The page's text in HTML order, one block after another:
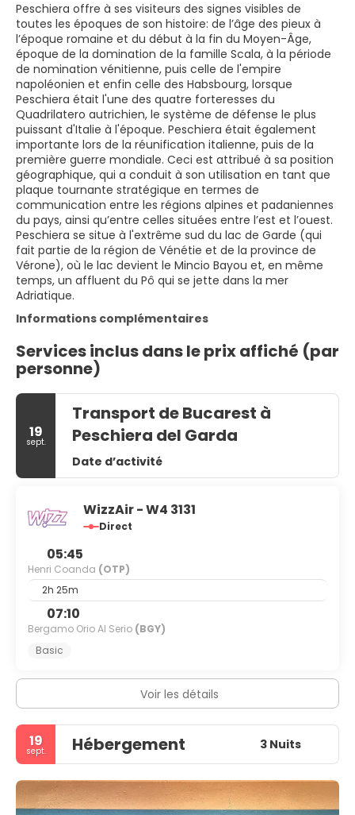
Peschiera offre à ses visiteurs des signes visibles de
toutes les époques de son histoire: de l’âge des pieux à
l’époque romaine et du début à la fin du Moyen-Âge,
époque de la domination de la famille Scala, à la période
de nomination vénitienne, puis celle de l'empire
napoléonien et enfin celle des Habsbourg, lorsque
Peschiera était l'une des quatre forteresses du
Quadrilatero autrichien, le système de défense le plus
puissant d'Italie à l'époque. Peschiera était également
importante lors de la réunification italienne, puis de la
première guerre mondiale. Ceci est attribué à sa position
géographique, qui a conduit à son utilisation en tant que
plaque tournante stratégique en termes de
communication entre les régions alpines et padaniennes
du pays, ainsi qu’entre celles situées entre l’est et l’ouest.
Peschiera se situe à l'extrême sud du lac de Garde (qui
fait partie de la région de Vénétie et de la province de
Vérone), où le lac devient le Mincio Bayou et, en même
temps, un affluent du Pô qui se jette dans la mer
Adriatique.
Informations complémentaires
Services inclus dans le prix affiché (par
personne)
19
sept.
Transport de Bucarest à
Peschiera del Garda
Date d’activité
WizzAir - W4 3131
Direct
05:45
Henri Coanda (OTP)
2h 25m
07:10
Bergamo Orio Al Serio (BGY)
Basic
Voir les détails
19
sept. Hébergement 3 Nuits